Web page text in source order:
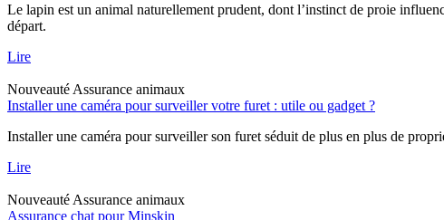
Le lapin est un animal naturellement prudent, dont l’instinct de proie
départ.
Lire
Nouveauté Assurance animaux
Installer une caméra pour surveiller votre furet : utile ou gadget ?
Installer une caméra pour surveiller son furet séduit de plus en plus de
Lire
Nouveauté Assurance animaux
Assurance chat pour Minskin